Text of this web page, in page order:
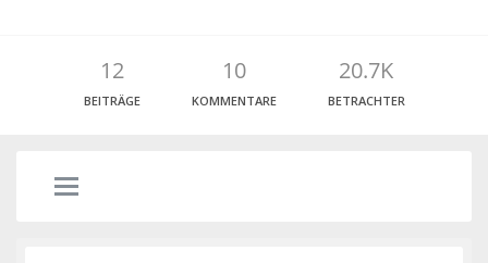
12
BEITRÄGE
10
KOMMENTARE
20.7K
BETRACHTER